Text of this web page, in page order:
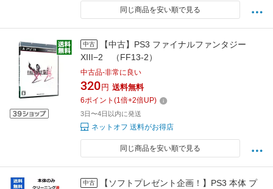
同じ商品を安い順で見る
中古
【中古】PS3 ファイナルファンタジー
XIII−2 （FF13-2）
中古品-非常に良い
320 円 送料無料
6ポイント (1倍+2倍UP)
3日〜4日以内に発送
ネットオフ 送料がお得店
同じ商品を安い順で見る
中古
【ソフトプレゼント企画！】PS3 本体 プ